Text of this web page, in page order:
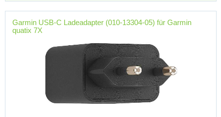
Garmin USB-C Ladeadapter (010-13304-05) für Garmin
quatix 7X